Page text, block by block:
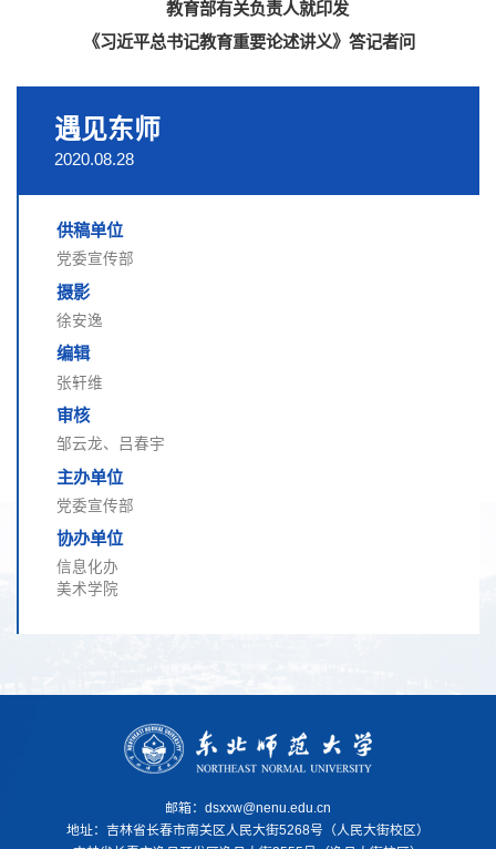
遇见东师
2020.08.28
供稿单位
党委宣传部
摄影
徐安逸
编辑
张轩维
审核
邹云龙、吕春宇
主办单位
党委宣传部
协办单位
信息化办
美术学院
教育部有关负责人就印发
《习近平总书记教育重要论述讲义》答记者问
邮箱：dsxxw@nenu.edu.cn
地址： 吉林省长春市南关区人民大街5268号（人民大街校区）